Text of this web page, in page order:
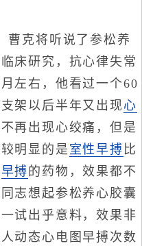
克将听说了参松养
床研究，抗心律失常
左右，他看过一个60
架以后半年又出现 心
再出现心绞痛，但是
明显的是 室性早搏 比
早搏 的药物，效果都不
志想起参松养心胶囊
试出乎意料，效果非
动态心电图早搏次数